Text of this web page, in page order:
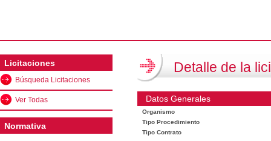
Licitaciones
Búsqueda Licitaciones
Ver Todas
Normativa
Detalle de la
Datos Generales
Organismo
Tipo Procedimiento
Tipo Contrato